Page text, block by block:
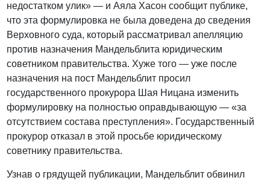
недостатком улик» — и Аяла Хасон сообщит публике,
что эта формулировка не была доведена до сведения
Верховного суда, который рассматривал апелляцию
против назначения Мандельблита юридическим
советником правительства. Хуже того — уже после
назначения на пост Мандельблит просил
государственного прокурора Шая Ницана изменить
формулировку на полностью оправдывающую — «за
отсутствием состава преступления». Государственный
прокурор отказал в этой просьбе юридическому
советнику правительства.
Узнав о грядущей публикации, Мандельблит обвинил